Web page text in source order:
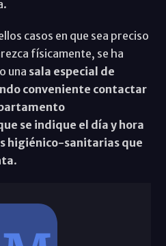
casos en que sea preciso
físicamente, se ha
una sala especial de
conveniente contactar
se indique el día y hora
higiénico-sanitarias que
.